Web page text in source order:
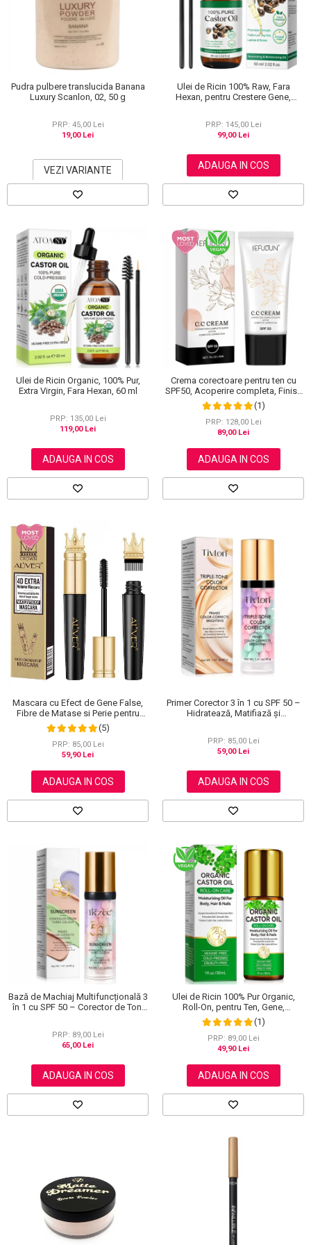
Scrub / Balsam de buze
Netestate pe Animale
Pudra pulbere translucida Banana
Luxury Scanlon, 02, 50 g
PRP: 45,00 Lei
19,00 Lei
VEZI VARIANTE
Ulei de Ricin 100% Raw, Fara
Hexan, pentru Crestere Gene,
PRP: 145,00 Lei
99,00 Lei
ADAUGA IN COS
Ulei de Ricin Organic, 100% Pur,
Extra Virgin, Fara Hexan, 60 ml
PRP: 135,00 Lei
119,00 Lei
ADAUGA IN COS
Crema corectoare pentru ten cu
SPF50, Acoperire completa, Finish
mat, Rezistenta, Anti Roseata, CC
Cream Sefudun, 30 ml
(1)
PRP: 128,00 Lei
89,00 Lei
ADAUGA IN COS
Mascara cu Efect de Gene False,
Fibre de Matase si Perie pentru
Curbare, Aliver 4D Extra Volume,
Waterproof, Negru,10 g
(5)
PRP: 85,00 Lei
59,90 Lei
ADAUGA IN COS
Primer Corector 3 în 1 cu SPF 50 –
Hidratează, Matifiază și
PRP: 85,00 Lei
59,00 Lei
ADAUGA IN COS
Bază de Machiaj Multifuncțională 3
în 1 cu SPF 50 – Corector de Ton,
PRP: 89,00 Lei
65,00 Lei
ADAUGA IN COS
Ulei de Ricin 100% Pur Organic,
Roll-On, pentru Ten, Gene,
Sprancene, Unghii, 30 ml
(1)
PRP: 89,00 Lei
49,90 Lei
ADAUGA IN COS